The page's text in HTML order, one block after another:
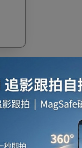
及場地用品
血壓計 律動機
品最新型號全線有售，總
御手の物 產品
口商ITSU 御手の物產品
Hong Kong.In promotion
ITSU 御手の物 在那裡買邊
更可以為你推薦推介相似